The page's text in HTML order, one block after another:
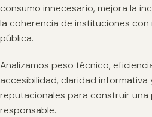
consumo innecesario, mejora la
la coherencia de instituciones
pública.
Analizamos peso técnico,
accesibilidad, claridad informativa
reputacionales para construir una
responsable.